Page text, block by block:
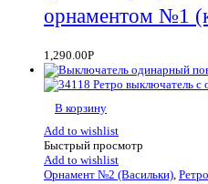
орнаментом №1
1,290.00Р
В корзину
Add to wishlist
Быстрый просмотр
Add to wishlist
Орнамент №2 (Васильки),